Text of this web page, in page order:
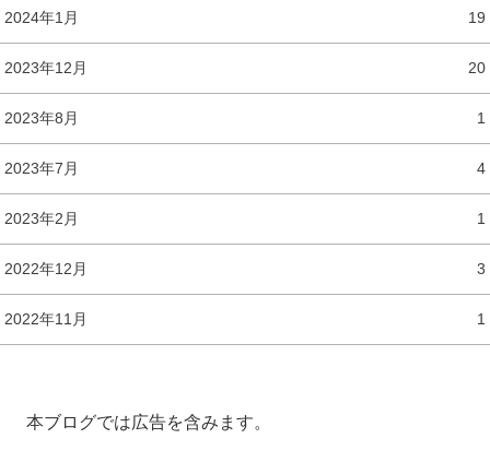
2024年1月 19
2023年12月 20
2023年8月 1
2023年7月 4
2023年2月 1
2022年12月 3
2022年11月 1
本ブログでは広告を含みます。